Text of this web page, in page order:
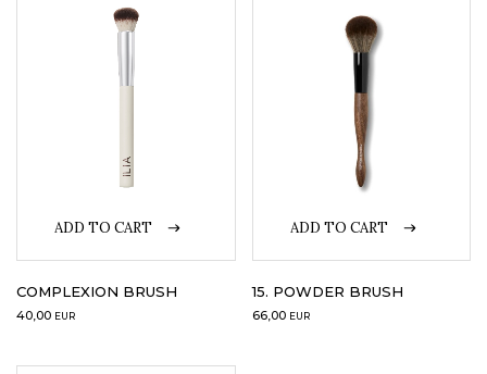
ADD TO CART
COMPLEXION BRUSH
40,00 EUR
ADD TO CART
15. POWDER BRUSH
66,00 EUR